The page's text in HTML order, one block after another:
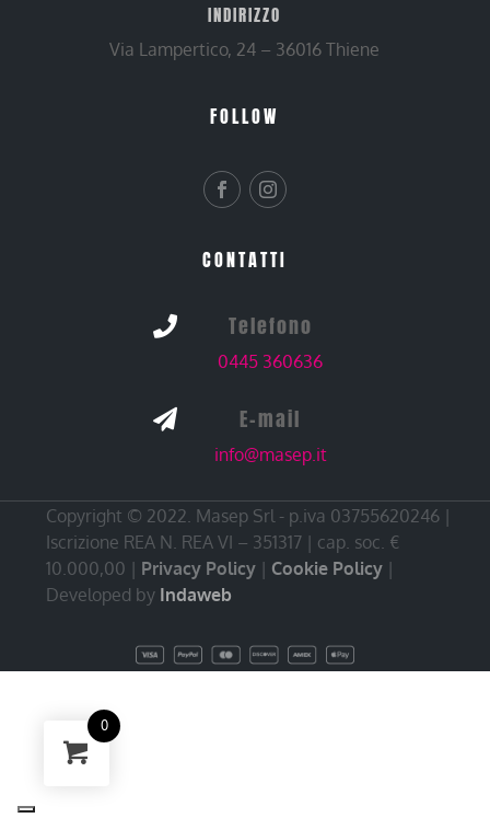
INDIRIZZO
Via Lampertico, 24 – 36016 Thiene
FOLLOW
CONTATTI
 Telefono
0445 360636
 E-mail
info@masep.it
Copyright © 2022. Masep Srl - p.iva 03755620246 |
Iscrizione REA N. REA VI – 351317 | cap. soc. €
10.000,00 | Privacy Policy | Cookie Policy |
Developed by Indaweb
0